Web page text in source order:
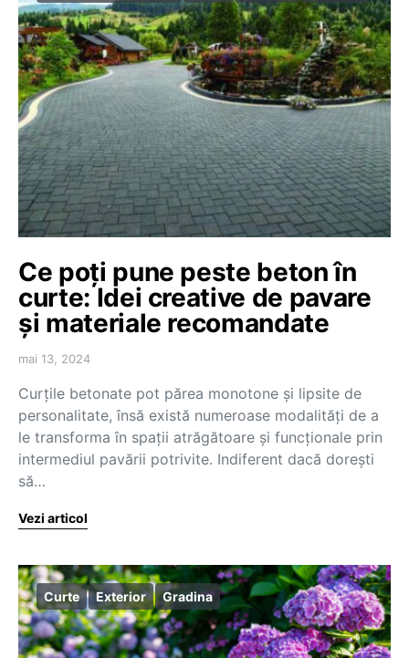
Ce poți pune peste beton în
curte: Idei creative de pavare
și materiale recomandate
mai 13, 2024
Curțile betonate pot părea monotone și lipsite de
personalitate, însă există numeroase modalități de a
le transforma în spații atrăgătoare și funcționale prin
intermediul pavării potrivite. Indiferent dacă dorești
să…
Vezi articol
Curte Exterior Gradina